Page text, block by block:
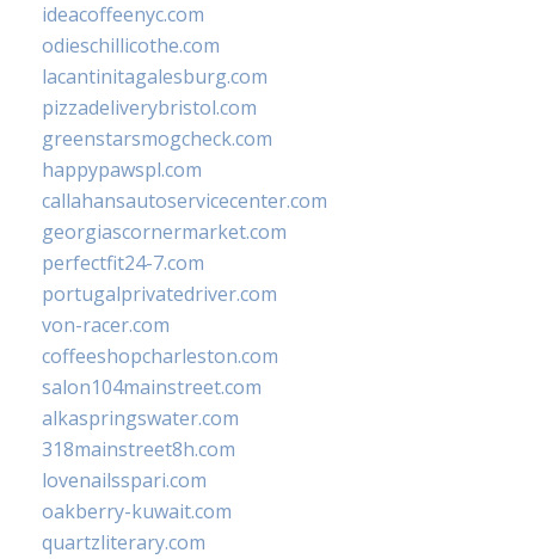
ideacoffeenyc.com
odieschillicothe.com
lacantinitagalesburg.com
pizzadeliverybristol.com
greenstarsmogcheck.com
happypawspl.com
callahansautoservicecenter.com
georgiascornermarket.com
perfectfit24-7.com
portugalprivatedriver.com
von-racer.com
coffeeshopcharleston.com
salon104mainstreet.com
alkaspringswater.com
318mainstreet8h.com
lovenailsspari.com
oakberry-kuwait.com
quartzliterary.com